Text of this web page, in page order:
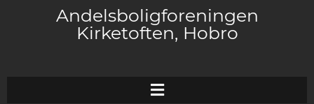
Andelsboligforeningen
Kirketoften, Hobro